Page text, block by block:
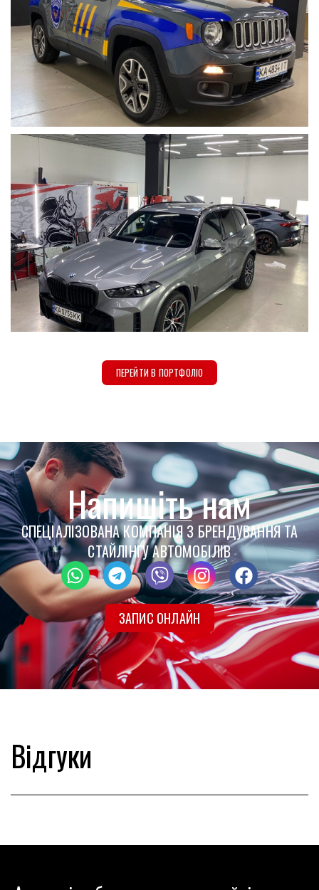
ПЕРЕЙТИ В ПОРТФОЛІО
Напишіть нам
СПЕЦІАЛІЗОВАНА КОМПАНІЯ З БРЕНДУВАННЯ ТА
СТАЙЛІНГУ АВТОМОБІЛІВ​
ЗАПИС ОНЛАЙН
Відгуки